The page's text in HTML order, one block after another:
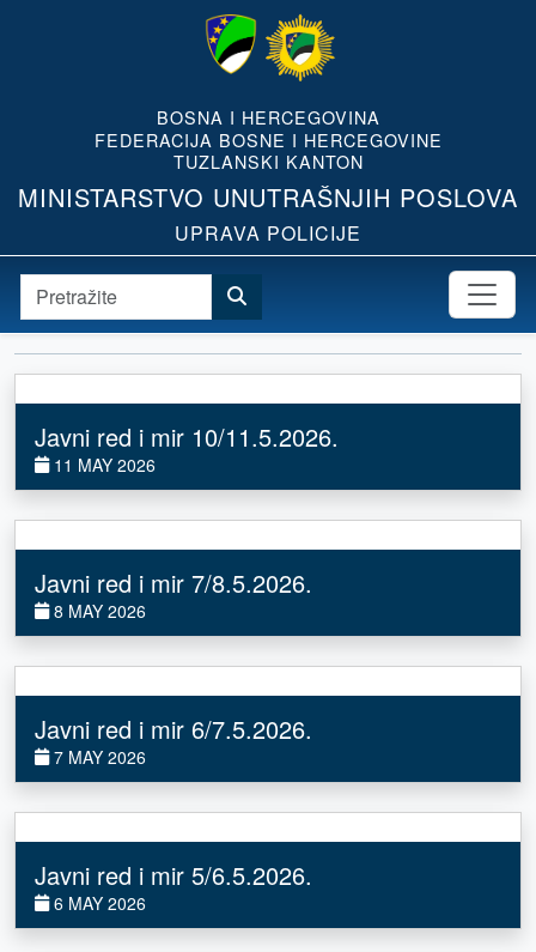
BOSNA I HERCEGOVINA
FEDERACIJA BOSNE I HERCEGOVINE
TUZLANSKI KANTON
MINISTARSTVO UNUTRAŠNJIH POSLOVA
UPRAVA POLICIJE
Javni red i mir 10/11.5.2026.
11 MAY 2026
Javni red i mir 7/8.5.2026.
8 MAY 2026
Javni red i mir 6/7.5.2026.
7 MAY 2026
Javni red i mir 5/6.5.2026.
6 MAY 2026